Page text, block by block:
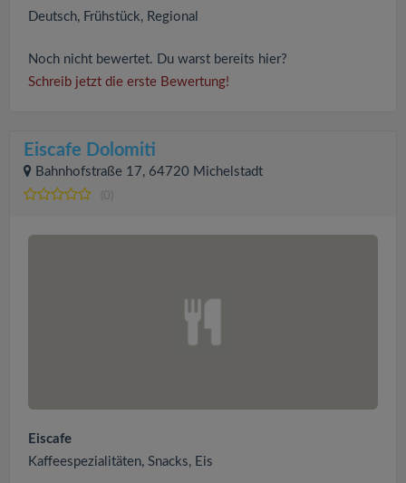
Deutsch, Frühstück, Regional
Noch nicht bewertet. Du warst bereits hier?
Schreib jetzt die erste Bewertung!
Eiscafe Dolomiti
Bahnhofstraße 17, 64720 Michelstadt
(0)
Eiscafe
Kaffeespezialitäten, Snacks, Eis